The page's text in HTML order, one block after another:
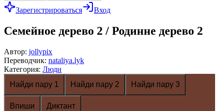
Зарегистрироваться Вход
Семейное дерево 2 / Родинне дерево 2
Автор: jollypix
Переводчик: nataliya.lyk
Категория: Люди
Найди пару 1
Найди пару 2 Найди пару 3
Впиши Диктант